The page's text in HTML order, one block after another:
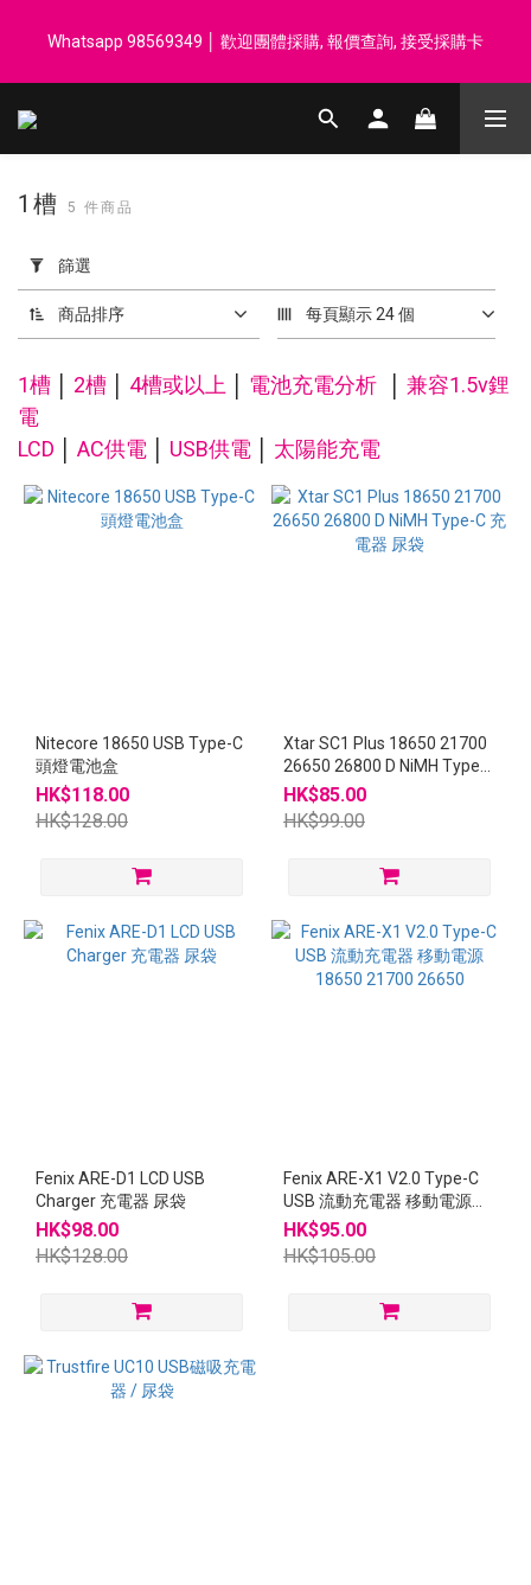
汗毛巾 韓國制 送完即止
Whatsapp 98569349 │ 歡迎團體採購, 報價查詢, 接受採購卡
登記會員享每$50回贈$1 │ 滿HK$899 送 N-rit Campack Towel 吸
用
篩
選
(0/20)
價格
(HK$)
1槽 5 件商品
篩選
商品排序 每頁顯示 24 個
1槽 2槽 4槽或以上 電池充電分析
兼容1.5v鋰
電
LCD
AC供電 USB供電 太陽能充電
Nitecore 18650 USB Type-C
頭燈電池盒
HK$118.00
HK$128.00
Xtar SC1 Plus 18650 21700
26650 26800 D NiMH Type-
C 充電器 尿袋
HK$85.00
HK$99.00
Fenix ARE-D1 LCD USB
Charger 充電器 尿袋
HK$98.00
HK$128.00
Fenix ARE-X1 V2.0 Type-C
USB 流動充電器 移動電源
18650 21700 26650
HK$95.00
HK$105.00